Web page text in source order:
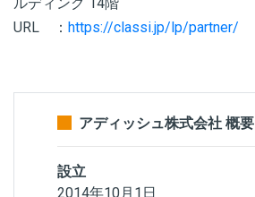
URL ： https://classi.jp/lp/partner/
アディッシュ株式会社 概要
設立
2014年10月1日